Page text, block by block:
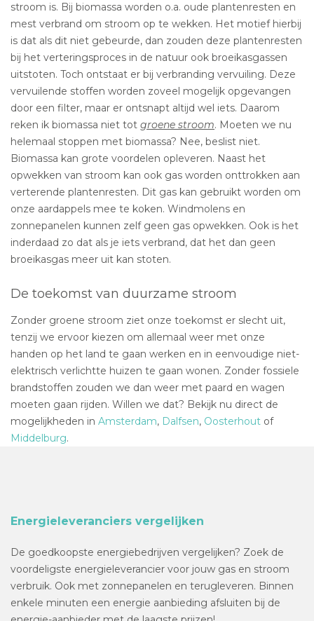
stroom is. Bij biomassa worden o.a. oude plantenresten en
mest verbrand om stroom op te wekken. Het motief hierbij
is dat als dit niet gebeurde, dan zouden deze plantenresten
bij het verteringsproces in de natuur ook broeikasgassen
uitstoten. Toch ontstaat er bij verbranding vervuiling. Deze
vervuilende stoffen worden zoveel mogelijk opgevangen
door een filter, maar er ontsnapt altijd wel iets. Daarom
reken ik biomassa niet tot groene stroom. Moeten we nu
helemaal stoppen met biomassa? Nee, beslist niet.
Biomassa kan grote voordelen opleveren. Naast het
opwekken van stroom kan ook gas worden onttrokken aan
verterende plantenresten. Dit gas kan gebruikt worden om
onze aardappels mee te koken. Windmolens en
zonnepanelen kunnen zelf geen gas opwekken. Ook is het
inderdaad zo dat als je iets verbrand, dat het dan geen
broeikasgas meer uit kan stoten.
De toekomst van duurzame stroom
Zonder groene stroom ziet onze toekomst er slecht uit,
tenzij we ervoor kiezen om allemaal weer met onze
handen op het land te gaan werken en in eenvoudige niet-
elektrisch verlichtte huizen te gaan wonen. Zonder fossiele
brandstoffen zouden we dan weer met paard en wagen
moeten gaan rijden. Willen we dat? Bekijk nu direct de
mogelijkheden in Amsterdam, Dalfsen, Oosterhout of
Middelburg.
Energieleveranciers vergelijken
De goedkoopste energiebedrijven vergelijken? Zoek de
voordeligste energieleverancier voor jouw gas en stroom
verbruik. Ook met zonnepanelen en terugleveren. Binnen
enkele minuten een energie aanbieding afsluiten bij de